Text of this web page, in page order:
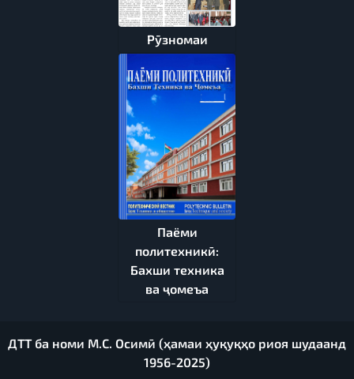
Рӯзномаи
Паёми
политехникӣ:
Бахши техника
ва ҷомеъа
ДТТ ба номи М.С. Осимӣ (ҳамаи ҳуқуқҳо риоя шудаанд
1956-2025)